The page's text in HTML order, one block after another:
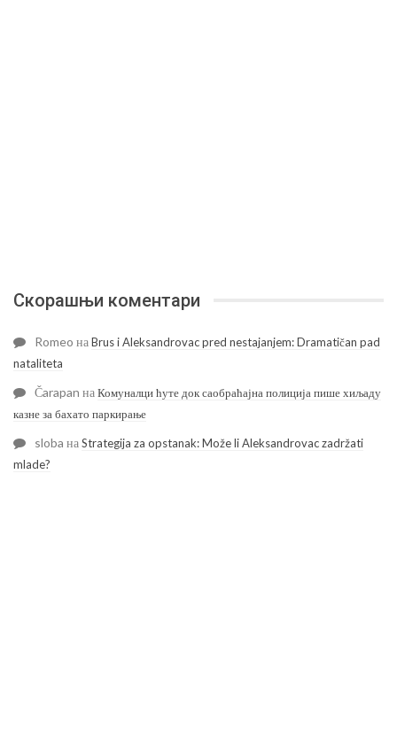
Скорашњи коментари
Romeo наBrus i Aleksandrovac pred nestajanjem: Dramatičan pad
nataliteta
Čarapan наКомуналци ћуте док саобраћајна полиција пише хиљаду
казне за бахато паркирање
sloba наStrategija za opstanak: Može li Aleksandrovac zadržati
mlade?